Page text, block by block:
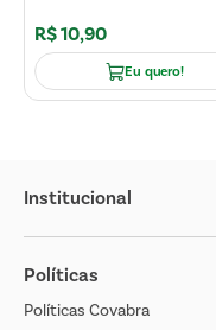
R$10,90
Eu quero!
Institucional
Sobre o Covabra
Nossas Lojas
Cliente Bem Estar
Políticas
Políticas Covabra